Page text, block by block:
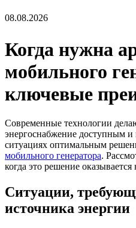
08.08.2026
Когда нужна
мобильного
ключевые
Современные технологии
энергоснабжение доступным
ситуациях оптимальным
мобильного генератора.
когда это решение
Ситуации,
источника энергии